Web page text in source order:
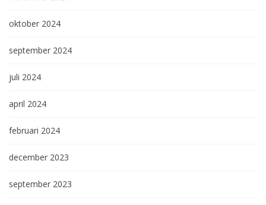
oktober 2024
september 2024
juli 2024
april 2024
februari 2024
december 2023
september 2023